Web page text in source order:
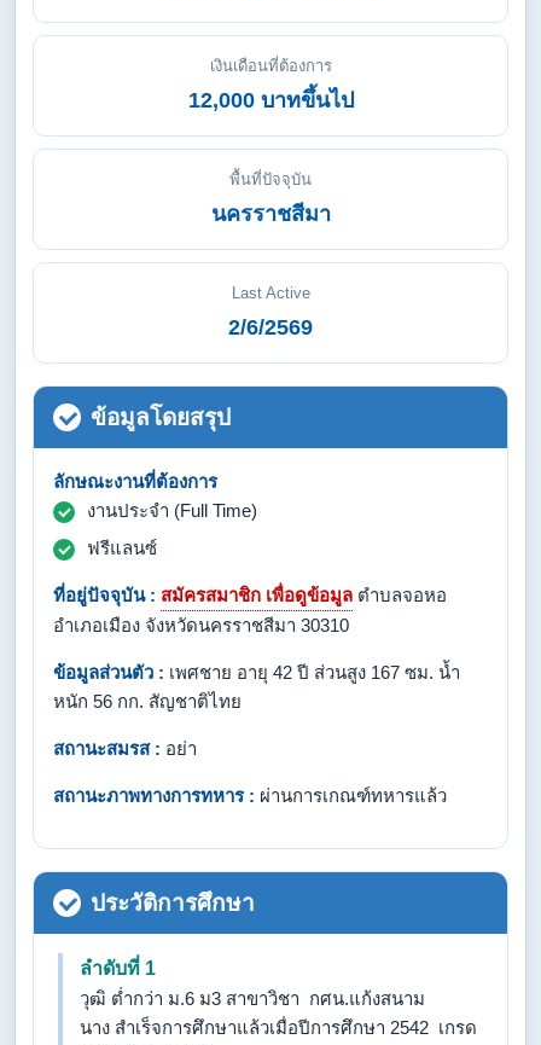
เงินเดือนที่ต้องการ
12,000 บาทขึ้นไป
พื้นที่ปัจจุบัน
นครราชสีมา
Last Active
2/6/2569
ข้อมูลโดยสรุป
ลักษณะงานที่ต้องการ
งานประจำ (Full Time)
ฟรีแลนซ์
ที่อยู่ปัจจุบัน : สมัครสมาชิก เพื่อดูข้อมูล ตำบลจอหอ
อำเภอเมือง จังหวัดนครราชสีมา 30310
ข้อมูลส่วนตัว : เพศชาย อายุ 42 ปี ส่วนสูง 167 ซม. น้ำ
หนัก 56 กก. สัญชาติไทย
สถานะสมรส : อย่า
สถานะภาพทางการทหาร : ผ่านการเกณฑ์ทหารแล้ว
ประวัติการศึกษา
ลำดับที่ 1
วุฒิ ต่ำกว่า ม.6 ม3 สาขาวิชา กศน.แก้งสนาม
นาง สำเร็จการศึกษาแล้วเมื่อปีการศึกษา 2542 เกรด